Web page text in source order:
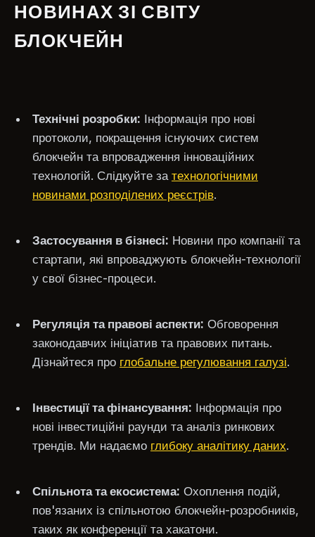
НОВИНАХ ЗІ СВІТУ
БЛОКЧЕЙН
Технічні розробки: Інформація про нові
протоколи, покращення існуючих систем
блокчейн та впровадження інноваційних
технологій. Слідкуйте за технологічними
новинами розподілених реєстрів.
Застосування в бізнесі: Новини про компанії та
стартапи, які впроваджують блокчейн-технології
у свої бізнес-процеси.
Регуляція та правові аспекти: Обговорення
законодавчих ініціатив та правових питань.
Дізнайтеся про глобальне регулювання галузі.
Інвестиції та фінансування: Інформація про
нові інвестиційні раунди та аналіз ринкових
трендів. Ми надаємо глибоку аналітику даних.
Спільнота та екосистема: Охоплення подій,
пов'язаних із спільнотою блокчейн-розробників,
таких як конференції та хакатони.